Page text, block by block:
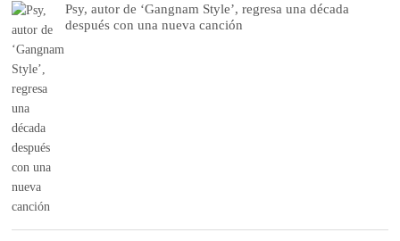
Psy, autor de ‘Gangnam Style’, regresa una década
después con una nueva canción